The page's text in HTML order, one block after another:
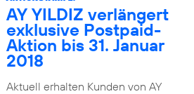
AY YILDIZ verlängert
exklusive Postpaid-
Aktion bis 31. Januar
2018
Aktuell erhalten Kunden von AY